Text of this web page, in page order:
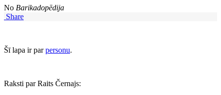
No Barikadopēdija
Share
Šī lapa ir parpersonu.
Raksti par Raits Černajs: